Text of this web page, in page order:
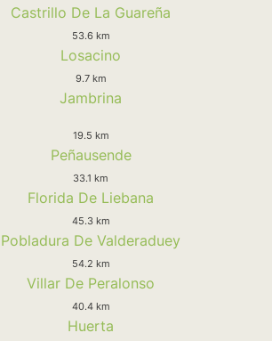
Castrillo De La Guareña
53.6 km
Losacino
9.7 km
Jambrina
19.5 km
Peñausende
33.1 km
Florida De Liebana
45.3 km
Pobladura De Valderaduey
54.2 km
Villar De Peralonso
40.4 km
Huerta